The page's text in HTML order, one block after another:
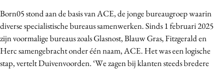
Born05 stond aan de basis van ACE, de jonge bureaugroep waarin
diverse specialistische bureaus samenwerken. Sinds 1 februari 2025
zijn voormalige bureaus zoals Glasnost, Blauw Gras, Fitzgerald en
Herc samengebracht onder één naam, ACE. Het was een logische
stap, vertelt Duivenvoorden. ‘We zagen bij klanten steeds bredere